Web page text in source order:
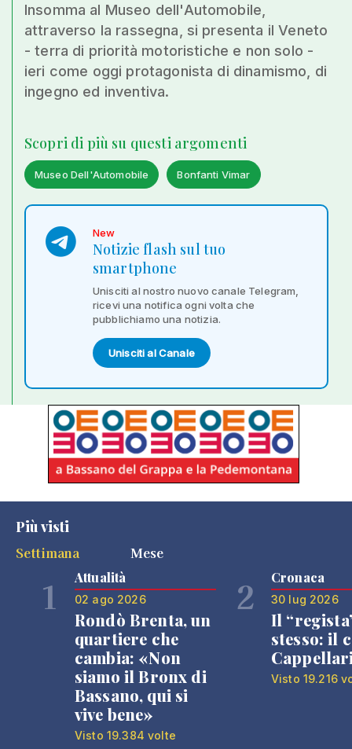
Insomma al Museo dell'Automobile,
attraverso la rassegna, si presenta il Veneto
- terra di priorità motoristiche e non solo -
ieri come oggi protagonista di dinamismo, di
ingegno ed inventiva.
Scopri di più su questi argomenti
Museo Dell'Automobile Bonfanti Vimar
New
Notizie flash sul tuo
smartphone
Unisciti al nostro nuovo canale Telegram,
ricevi una notifica ogni volta che
pubblichiamo una notizia.
Unisciti al Canale
Più visti
Settimana
Mese
1 Attualità
02 ago 2026
Rondò Brenta, un
quartiere che
cambia: «Non
siamo il Bronx di
Bassano, qui si
vive bene»
Visto 19.384 volte
2 Cronaca
30 lug 2026
Il
stesso: il
Visto 19.216